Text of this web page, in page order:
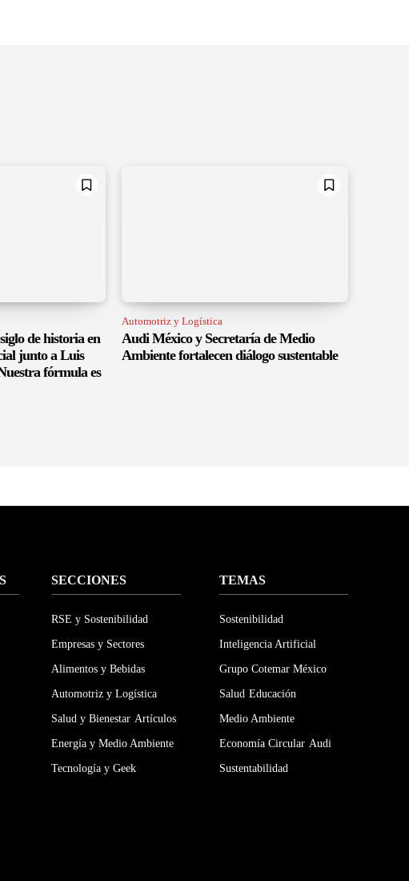
de historia en
junto a Luis
fórmula es
Automotriz y Logística
Audi México y Secretaría de Medio
Ambiente fortalecen diálogo sustentable
SECCIONES
RSE y Sostenibilidad
Empresas y Sectores
Alimentos y Bebidas
Automotriz y Logística
Salud y Bienestar Artículos
Energía y Medio Ambiente
Tecnología y Geek
TEMAS
Sostenibilidad
Inteligencia Artificial
Grupo Cotemar México
Salud Educación
Medio Ambiente
Economía Circular Audi
Sustentabilidad